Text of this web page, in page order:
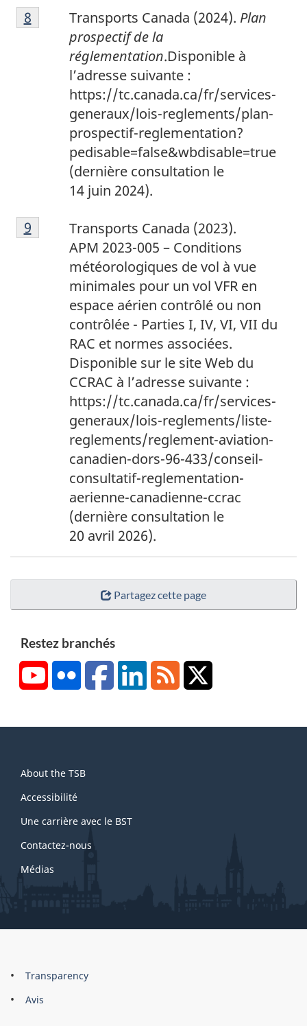
8 Transports Canada (2024). Plan
prospectif de la
réglementation.Disponible à
l’adresse suivante :
https://tc.canada.ca/fr/services-
generaux/lois-reglements/plan-
prospectif-reglementation?
pedisable=false&wbdisable=true
(dernière consultation le
14 juin 2024).
Return to footnote
8 referrer
9
Transports Canada (2023).
APM 2023-005 – Conditions
météorologiques de vol à vue
minimales pour un vol VFR en
espace aérien contrôlé ou non
contrôlée - Parties I, IV, VI, VII du
RAC et normes associées.
Disponible sur le site Web du
CCRAC à l’adresse suivante :
https://tc.canada.ca/fr/services-
generaux/lois-reglements/liste-
reglements/reglement-aviation-
canadien-dors-96-433/conseil-
consultatif-reglementation-
aerienne-canadienne-ccrac
(dernière consultation le
20 avril 2026).
Return to footnote
9 referrer
Partagez cette page
Restez branchés
YouTubeFlickr FacebookLinkedInRSS
this
site
About the TSB
Accessibilité
Une carrière avec le BST
Contactez-nous
Médias
About
this
Brand
Transparency
Avis